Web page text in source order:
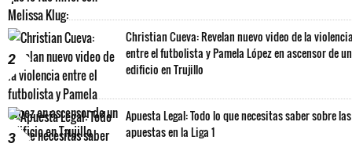
2
Christian Cueva: Revelan nuevo video de la
entre el futbolista y Pamela López en ascensor de un
edificio en Trujillo
3
Apuesta Legal: Todo lo que necesitas saber sobre las
apuestas en la Liga 1